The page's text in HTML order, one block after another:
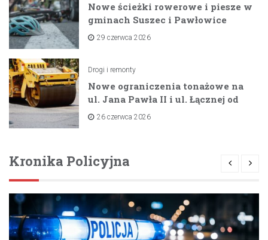
Nowe ścieżki rowerowe i piesze w
gminach Suszec i Pawłowice
dzięki unijnemu wsparciu
29 czerwca 2026
Drogi i remonty
Nowe ograniczenia tonażowe na
ul. Jana Pawła II i ul. Łącznej od
lipca 2026 roku
26 czerwca 2026
Kronika Policyjna